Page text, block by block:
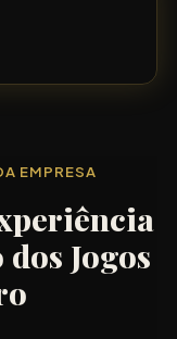
EMPRESA
Jogos